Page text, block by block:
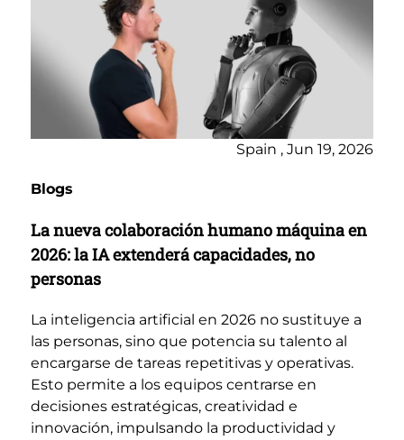
Spain , Jun 19, 2026
Blogs
La nueva colaboración humano máquina en
2026: la IA extenderá capacidades, no
personas
La inteligencia artificial en 2026 no sustituye a
las personas, sino que potencia su talento al
encargarse de tareas repetitivas y operativas.
Esto permite a los equipos centrarse en
decisiones estratégicas, creatividad e
innovación, impulsando la productividad y